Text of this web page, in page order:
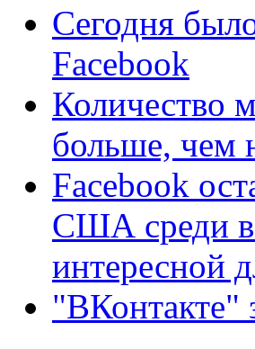
Сегодня
Facebook
Количество
больше, чем
Facebook
США среди
интересной
"ВКонтакте"